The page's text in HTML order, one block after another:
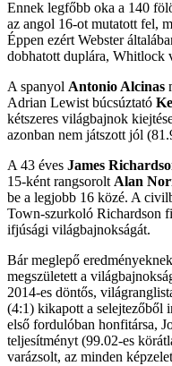
Ennek legfőbb oka a 140
az angol 16-ot mutatott fel,
Éppen ezért Webster
dobhatott duplára, Whitlock
A spanyol Antonio Alcinas
Adrian Lewist búcsúztató
kétszeres világbajnok
azonban nem játszott jól
A 43 éves James
15-ként rangsorolt Alan
be a legjobb 16 közé. A
Town-szurkoló Richardson
ifjúsági világbajnokságát.
Bár meglepő
megszületett a
2014-es döntős,
(4:1) kikapott a selejtezőből
első fordulóban honfitársa,
teljesítményt (99.02-es
varázsolt, az minden